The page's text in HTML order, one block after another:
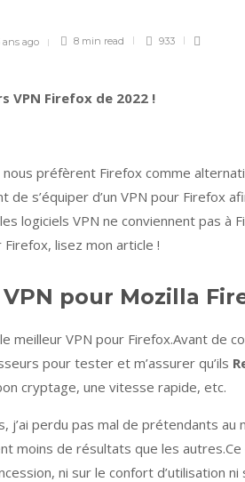
ans ago 8 min read 933
VPN Firefox de 2022 !
nous préfèrent Firefox comme
de s’équiper d’un VPN pour
logiciels VPN ne conviennent pas à
lisez mon article !
pour Mozilla
le meilleur VPN pour Firefox.Avant de
pour tester et m’assurer qu’ils
cryptage, une vitesse rapide, etc.
j’ai perdu pas mal de prétendants au
moins de résultats que les
ni sur le confort d’utilisation